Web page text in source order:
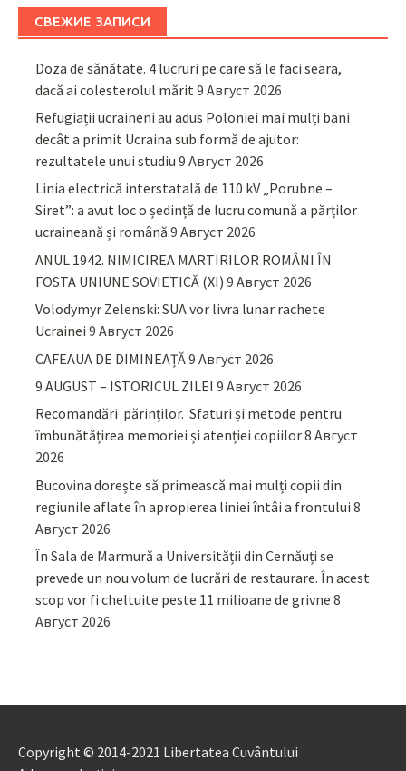
СВЕЖИЕ ЗАПИСИ
Doza de sănătate. 4 lucruri pe care să le faci seara,
dacă ai colesterolul mărit 9 Август 2026
Refugiații ucraineni au adus Poloniei mai mulți bani
decât a primit Ucraina sub formă de ajutor:
rezultatele unui studiu 9 Август 2026
Linia electrică interstatală de 110 kV „Porubne –
Siret”: a avut loc o ședință de lucru comună a părților
ucraineană și română 9 Август 2026
ANUL 1942. NIMICIREA MARTIRILOR ROMÂNI ÎN
FOSTA UNIUNE SOVIETICĂ (XI) 9 Август 2026
Volodymyr Zelenski: SUA vor livra lunar rachete
Ucrainei 9 Август 2026
CAFEAUA DE DIMINEAȚĂ9 Август 2026
9 AUGUST – ISTORICUL ZILEI 9 Август 2026
Recomandări părinţilor. Sfaturi și metode pentru
îmbunătățirea memoriei și atenției copiilor8 Август
2026
Bucovina dorește să primească mai mulți copii din
regiunile aflate în apropierea liniei întâi a frontului 8
Август 2026
În Sala de Marmură a Universității din Cernăuți se
prevede un nou volum de lucrări de restaurare. În acest
scop vor fi cheltuite peste 11 milioane de grivne 8
Август 2026
Copyright © 2014-2021 Libertatea Cuvântului